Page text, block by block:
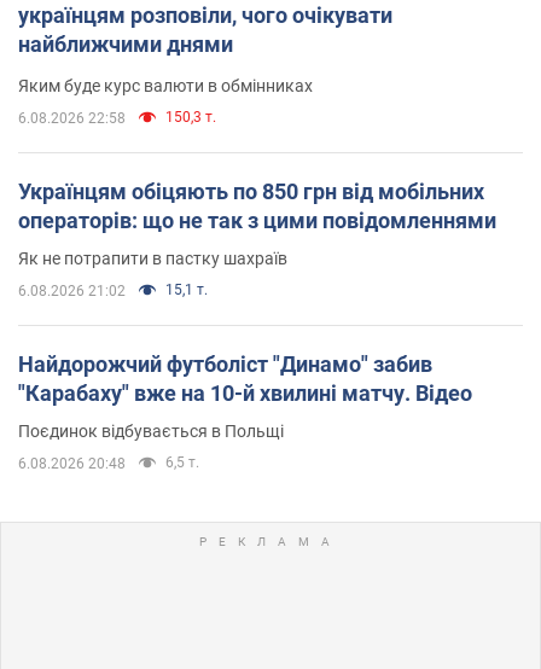
українцям розповіли, чого очікувати
найближчими днями
Яким буде курс валюти в обмінниках
6.08.2026 22:58 150,3 т.
Українцям обіцяють по 850 грн від мобільних
операторів: що не так з цими повідомленнями
Як не потрапити в пастку шахраїв
6.08.2026 21:02 15,1 т.
Найдорожчий футболіст "Динамо" забив
"Карабаху" вже на 10-й хвилині матчу. Відео
Поєдинок відбувається в Польщі
6.08.2026 20:48 6,5 т.